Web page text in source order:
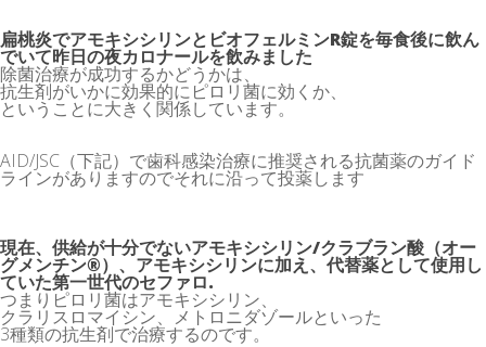
扁桃炎でアモキシシリンとビオフェルミンR錠を毎食後に飲ん
でいて昨日の夜カロナールを飲みました
除菌治療が成功するかどうかは、
抗生剤がいかに効果的にピロリ菌に効くか、
ということに大きく関係しています。
AID/JSC（下記）で歯科感染治療に推奨される抗菌薬のガイド
ラインがありますのでそれに沿って投薬します
現在、供給が十分でないアモキシシリン/クラブラン酸（オー
グメンチン®）、アモキシシリンに加え、代替薬として使用し
ていた第一世代のセファロ.
つまりピロリ菌はアモキシシリン、
クラリスロマイシン、メトロニダゾールといった
3種類の抗生剤で治療するのです。